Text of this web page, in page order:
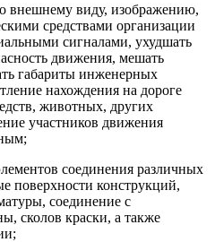
внешнему виду, изображению,
средствами организации
сигналами, ухудшать
движения, мешать
габариты инженерных
нахождения на дороге
животных, других
участников движения
соединения различных
поверхности конструкций,
соединение с
сколов краски, а также